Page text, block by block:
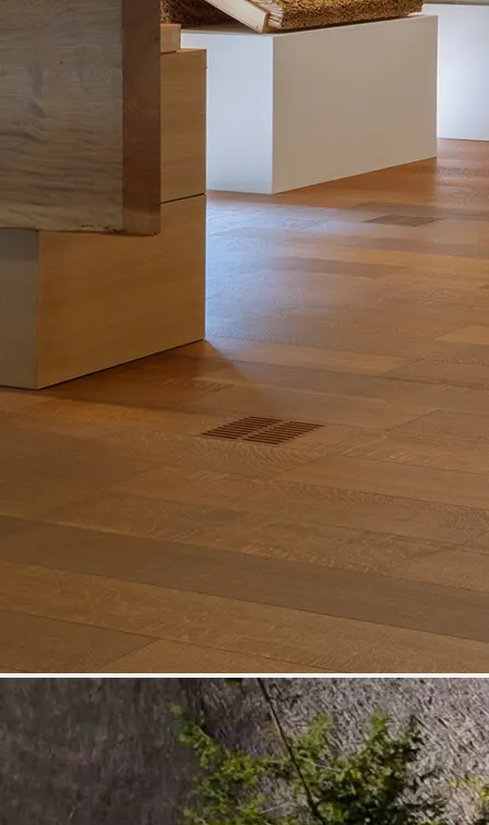
장편 영상 〈阿蘇山の茅（完全
版）/ The Kaya at Mt. Aso Full
version〉이 YouTube에 공개되었습
2025.10.07 공지